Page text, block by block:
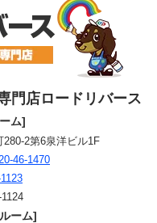
門店ロードリバース
ム]
2第6泉洋ビル1F
46-1470
ーム]